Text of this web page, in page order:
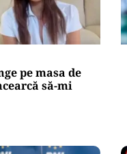
pe masa de
să-mi